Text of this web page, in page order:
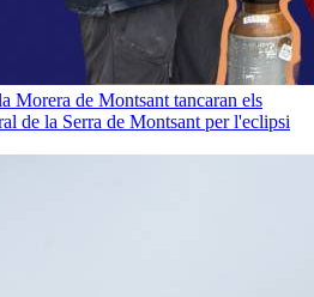
Morera de Montsant tancaran els
de la Serra de Montsant per l'eclipsi